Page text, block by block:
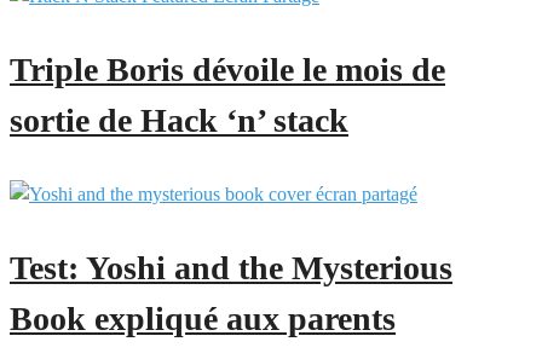
Triple Boris dévoile le mois de
sortie de Hack ‘n’ stack
Test: Yoshi and the Mysterious
Book expliqué aux parents